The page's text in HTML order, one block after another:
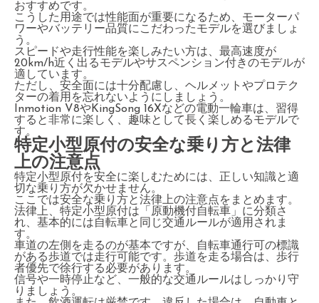
おすすめです。
こうした用途では性能面が重要になるため、モーターパ
ワーやバッテリー品質にこだわったモデルを選びましょ
う。
スピードや走行性能を楽しみたい方は、最高速度が
20km/h近く出るモデルやサスペンション付きのモデルが
適しています。
ただし、安全面には十分配慮し、ヘルメットやプロテク
ターの着用を忘れないようにしましょう。
Inmotion V8やKingSong 16Xなどの電動一輪車は、習得
すると非常に楽しく、趣味として長く楽しめるモデルで
す。
特定小型原付の安全な乗り方と法律
上の注意点
特定小型原付を安全に楽しむためには、正しい知識と適
切な乗り方が欠かせません。
ここでは安全な乗り方と法律上の注意点をまとめます。
法律上、特定小型原付は「原動機付自転車」に分類さ
れ、基本的には自転車と同じ交通ルールが適用されま
す。
車道の左側を走るのが基本ですが、自転車通行可の標識
がある歩道では走行可能です。歩道を走る場合は、歩行
者優先で徐行する必要があります。
信号や一時停止など、一般的な交通ルールはしっかり守
りましょう。